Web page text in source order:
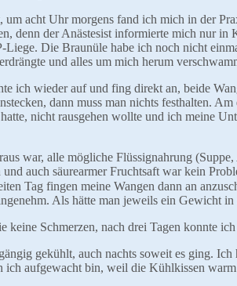
um acht Uhr morgens fand ich mich in der
denn der Anästesist informierte mich nur
Liege. Die Braunüle habe ich noch nicht
und alles um mich herum
ich wieder auf und fing direkt an, beide
dann muss man nichts festhalten.
nicht rausgehen wollte und ich meine
war, alle mögliche Flüssignahrung
auch säurearmer Fruchtsaft war kein
Tag fingen meine Wangen dann an
Als hätte man jeweils ein Gewicht in
keine Schmerzen, nach drei Tagen konnte
gekühlt, auch nachts soweit es ging.
ich aufgewacht bin, weil die Kühlkissen